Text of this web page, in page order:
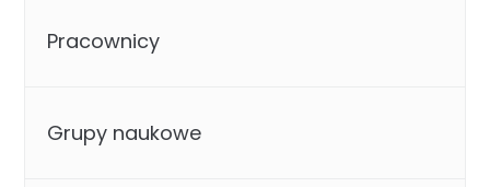
Pracownicy
Grupy naukowe